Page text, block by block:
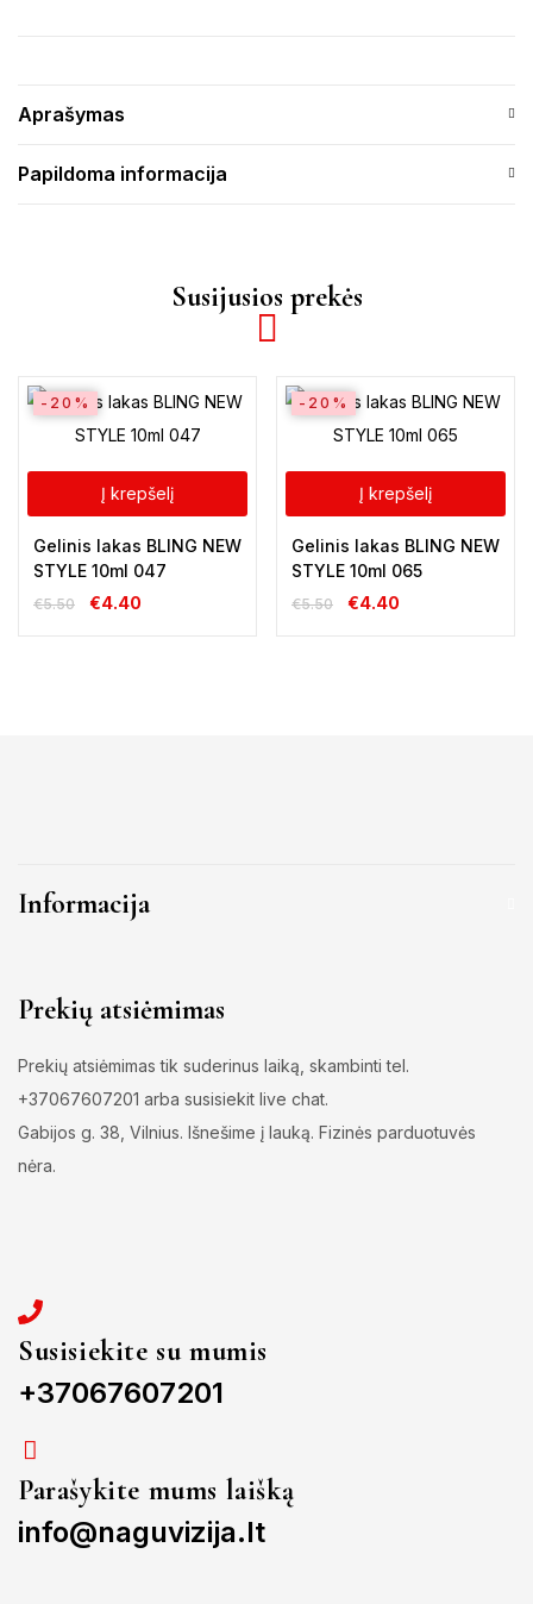
Aprašymas
Papildoma informacija
Susijusios prekės
Į krepšelį
-20%
Gelinis lakas BLING NEW
STYLE 10ml 047
€5.50 €4.40
Į krepšelį
-20%
Gelinis lakas BLING NEW
STYLE 10ml 065
€5.50 €4.40
Informacija
Prekių atsiėmimas
Prekių atsiėmimas tik suderinus laiką, skambinti tel.
+37067607201 arba susisiekit live chat.
Gabijos g. 38, Vilnius. Išnešime į lauką. Fizinės parduotuvės
nėra.
Susisiekite su mumis
+37067607201
Parašykite mums laišką
info@naguvizija.lt